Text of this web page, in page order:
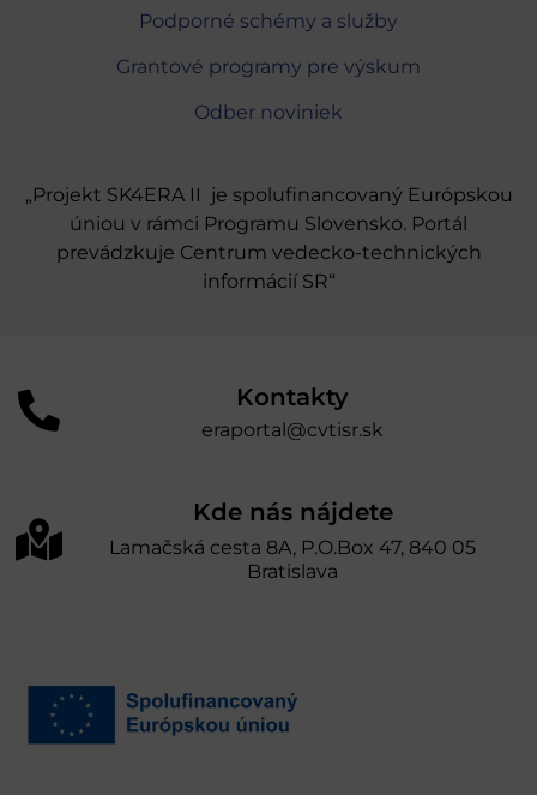
Podporné schémy a služby
Grantové programy pre výskum
Odber noviniek
„Projekt SK4ERA II je spolufinancovaný Európskou
úniou v rámci Programu Slovensko. Portál
prevádzkuje Centrum vedecko-technických
informácií SR“
Kontakty
eraportal@cvtisr.sk
Kde nás nájdete
Lamačská cesta 8A, P.O.Box 47, 840 05
Bratislava